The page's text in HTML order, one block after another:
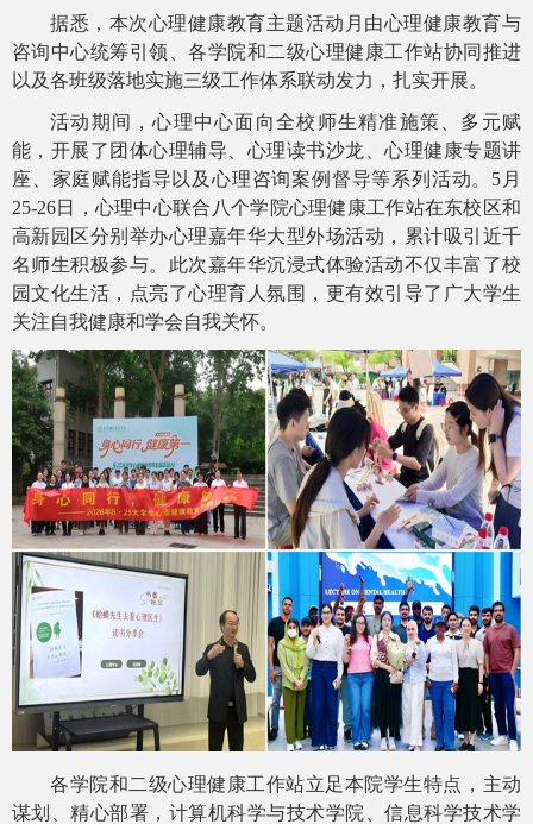
据悉，本次心理健康教育主题活动月由心理健康教育与
咨询中心统筹引领 、各学院和二级心理健康工作站协同推进
以及各班级落地实施三级工作体系联动发力，扎实开展。
活动期间，心理中心面向全校师生精准施策、多元赋
能， 开展了团体心理辅导 、心理读书沙龙、心理健康专题讲
座、家庭赋能指导以及心理咨询案例督导等系列活动。 5月
25-26日，心理中心联合八个学院心理健康工作站在东校区和
高新园区分别举办心理嘉年华大型外场活动， 累计吸引近千
名师生积极参与。此次嘉年华沉浸式体验活动不仅丰富了校
园文化生活， 点亮了心理育人氛围，更有效引导了广大学生
关注自我健康和学会自我关怀。
各学院和二级心理健康工作站立足本院学生特点，主动
谋划、精心部署，计算机科学与技术学院、信息科学技术学